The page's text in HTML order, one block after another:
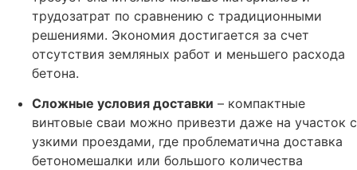
трудозатрат по сравнению с традиционными
решениями. Экономия достигается за счет
отсутствия земляных работ и меньшего расхода
бетона.
Сложные условия доставки – компактные
винтовые сваи можно привезти даже на участок с
узкими проездами, где проблематична доставка
бетономешалки или большого количества